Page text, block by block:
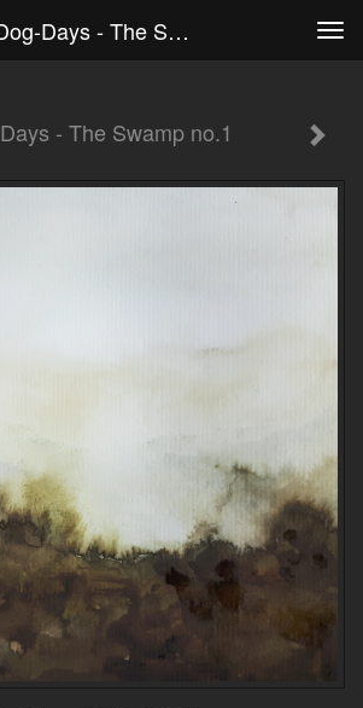
Gerard Staals - Dog-Days - The Swamp No.1
- The Swamp no.1